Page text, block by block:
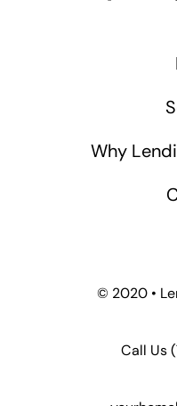
Why
© 2020 •
Call Us